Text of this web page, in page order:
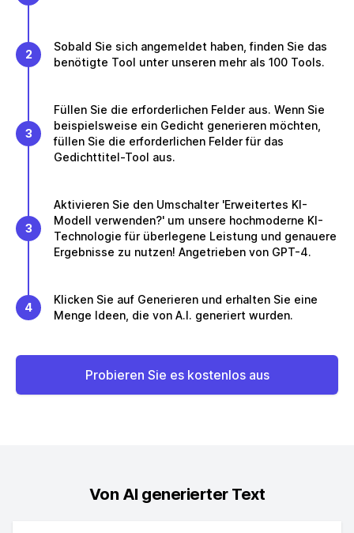
2
Sobald Sie sich angemeldet haben, finden Sie das
benötigte Tool unter unseren mehr als 100 Tools.
3
Füllen Sie die erforderlichen Felder aus. Wenn Sie
beispielsweise ein Gedicht generieren möchten,
füllen Sie die erforderlichen Felder für das
Gedichttitel-Tool aus.
3
Aktivieren Sie den Umschalter 'Erweitertes KI-
Modell verwenden?' um unsere hochmoderne KI-
Technologie für überlegene Leistung und genauere
Ergebnisse zu nutzen! Angetrieben von GPT-4.
4
Klicken Sie auf Generieren und erhalten Sie eine
Menge Ideen, die von A.I. generiert wurden.
Probieren Sie es kostenlos aus
Von AI generierter Text